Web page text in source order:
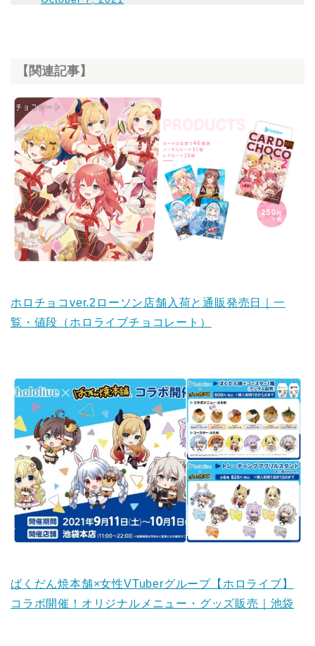
【関連記事】
ホロチョコver.2ローソン店舗入荷と通販発売日｜一
覧・値段（ホロライブチョコレート）
ばくだん焼本舗×女性VTuberグループ【ホロライブ】
コラボ開催！オリジナルメニュー・グッズ販売｜池袋